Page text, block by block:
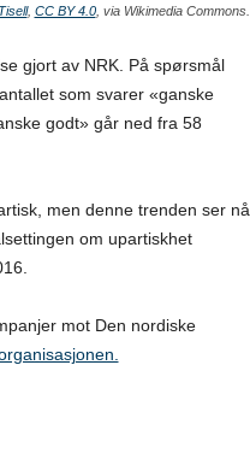
, CC BY 4.0, via Wikimedia Commons.
gjort av NRK. På spørsmål
som svarer «ganske
godt» går ned fra 58
men denne trenden ser nå
om upartiskhet
mot Den nordiske